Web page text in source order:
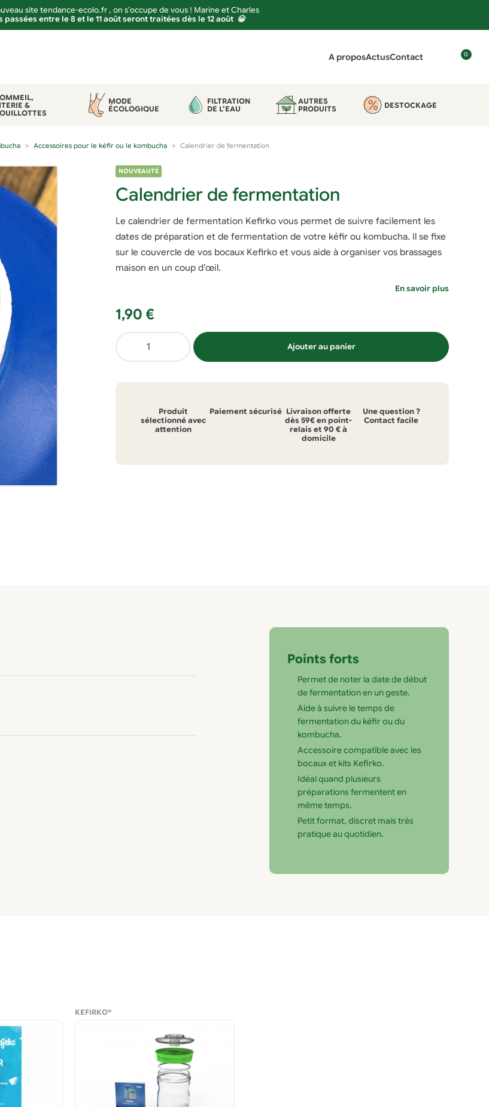
site tendance-ecolo.fr , on s’occupe de vous ! Marine et Charles
passées entre le 8 et le 11 août seront traitées dès le 12 août 😀
A proposActusContact
n
0
&
MODE
ÉCOLOGIQUE
FILTRATION
DE L’EAU
AUTRES
PRODUITS
DESTOCKAGE
Accessoires pour le kéfir ou le kombucha Calendrier de fermentation
NOUVEAUTÉ
Calendrier de fermentation
Le calendrier de fermentation Kefirko vous permet de suivre facilement les
dates de préparation et de fermentation de votre kéfir ou kombucha. Il se fixe
sur le couvercle de vos bocaux Kefirko et vous aide à organiser vos brassages
maison en un coup d’œil.
En savoir plus
1,90 €
quantité
de
de
Ajouter au panier
Produit
sélectionné avec
attention
Paiement sécurisé Livraison offerte
dès 59€ en point-
relais et 90 € à
domicile
Une question ?
Contact facile
Points forts
Permet de noter la date de début
de fermentation en un geste.
Aide à suivre le temps de
fermentation du kéfir ou du
kombucha.
Accessoire compatible avec les
bocaux et kits Kefirko.
Idéal quand plusieurs
préparations fermentent en
même temps.
Petit format, discret mais très
pratique au quotidien.
KEFIRKO®